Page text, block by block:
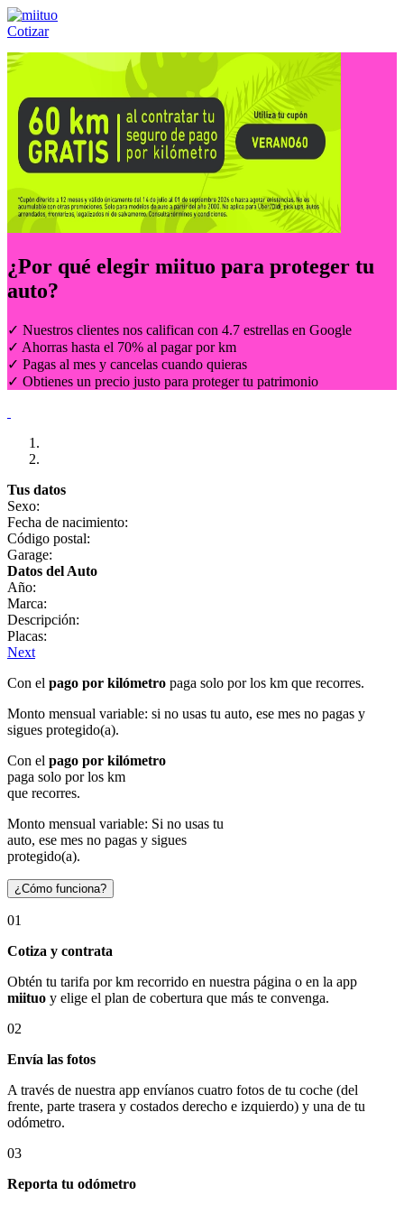
Cotizar
Llámanos al:(55) 84-21-05-00 ó
¿Por qué elegir miituo para proteger tu
auto?
✓ Nuestros clientes nos califican con 4.7 estrellas en Google
✓ Ahorras hasta el 70% al pagar por km
✓ Pagas al mes y cancelas cuando quieras
✓ Obtienes un precio justo para proteger tu patrimonio
Tus datos
Sexo:
Fecha de nacimiento:
Código postal:
Garage:
Datos del Auto
Año:
Marca:
Descripción:
Placas:
Next
Con el pago por kilómetro paga solo por los km que recorres.
Monto mensual variable: si no usas tu auto, ese mes no pagas y
sigues protegido(a).
Con el pago por kilómetro
paga solo por los km
que recorres.
Monto mensual variable: Si no usas tu
auto, ese mes no pagas y sigues
protegido(a).
¿Cómo funciona?
01
Cotiza y contrata
Obtén tu tarifa por km recorrido en nuestra página o en la app
miituo y elige el plan de cobertura que más te convenga.
02
Envía las fotos
A través de nuestra app envíanos cuatro fotos de tu coche (del
frente, parte trasera y costados derecho e izquierdo) y una de tu
odómetro.
03
Reporta tu odómetro